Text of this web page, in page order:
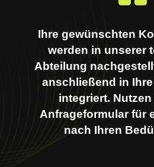
Ihre gewünschten
werden in unserer
Abteilung
anschließend in
integriert.
Anfrageformular für
nach Ihren